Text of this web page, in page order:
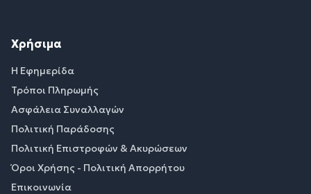
Χρήσιμα
Η Εφημερίδα
Τρόποι Πληρωμής
Ασφάλεια Συναλλαγών
Πολιτική Παράδοσης
Πολιτική Επιστροφών & Ακυρώσεων
Όροι Χρήσης - Πολιτική Απορρήτου
Επικοινωνία